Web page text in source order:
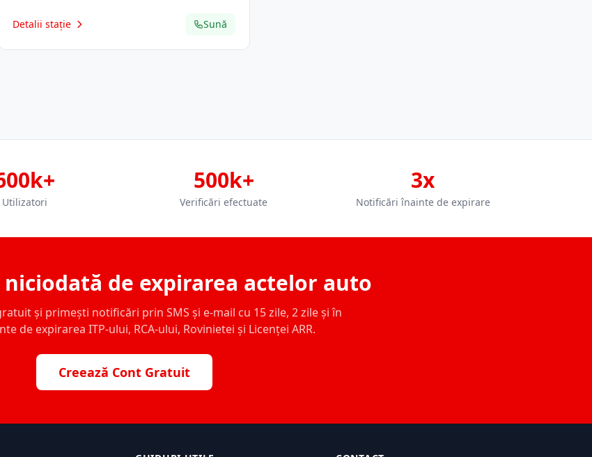
Detalii stație Sună
Utilizatori
500k+
Verificări efectuate
3x
Notificări înainte de expirare
de expirarea actelor auto
și primești notificări prin SMS și e-mail cu 15 zile, 2 zile și în
de expirarea ITP-ului, RCA-ului, Rovinietei și Licenței ARR.
Creează Cont Gratuit